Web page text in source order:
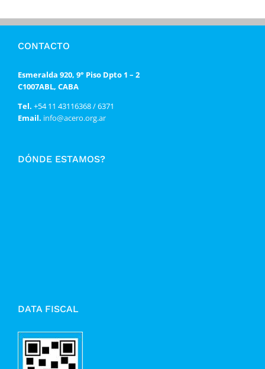
CONTACTO
Esmeralda 920, 9° Piso Dpto 1 – 2
C1007ABL, CABA
Tel. +54 11 43116368 / 6371
Email. info@acero.org.ar
DÓNDE ESTAMOS?
DATA FISCAL